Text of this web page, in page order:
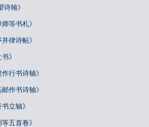
翰》
等书札》
律诗帖》
》
行书诗轴》
作书诗轴》
立轴》
五首卷》